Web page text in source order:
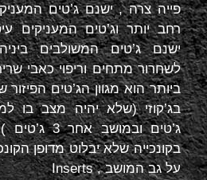
פייה צרה , ישנם ג’טים
רחב יותר וג’טים המעניקים
ישנם ג’טים המשולבים
לשחרור מתחים וריפוי כאבי
ביותר הוא מגוון הג’טים
בג’קוזי (שלא יהיה מצב בו
ג’טים
בקונכייה שלא יבלוט מדופן
על גב המושב ,Inserts